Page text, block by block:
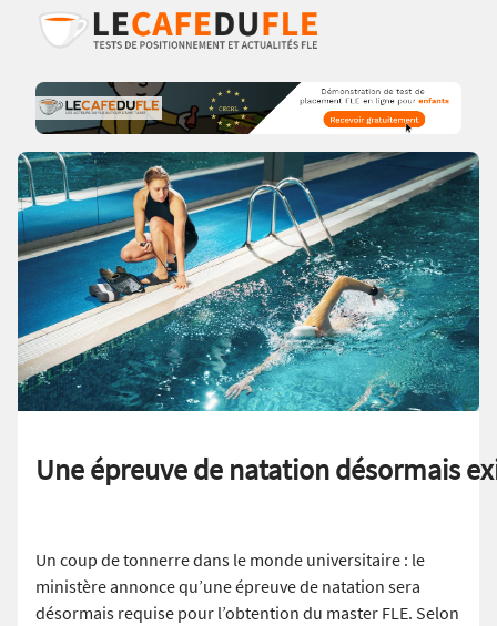
Une épreuve de natation désormais
Un coup de tonnerre dans le monde universitaire : le
ministère annonce qu’une épreuve de natation sera
désormais requise pour l’obtention du master FLE. Selon